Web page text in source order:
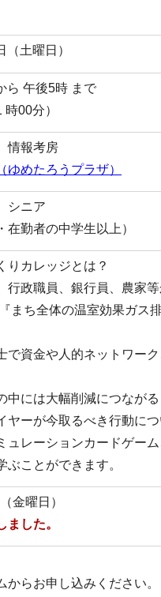
土曜日）
ら 午後5時 まで
00分）
情報考房
ゆめたろうプラザ）
シニア
在勤者の中学生以上）
りカレッジとは？
行政職員、銀行員、農家
まち全体の温室効果ガス
で資金や人的ネットワー
中には大幅削減につなが
ヤーが今取るべき行動に
ュレーションカードゲー
ぶことができます。
金曜日）
ました。
らお申し込みください。